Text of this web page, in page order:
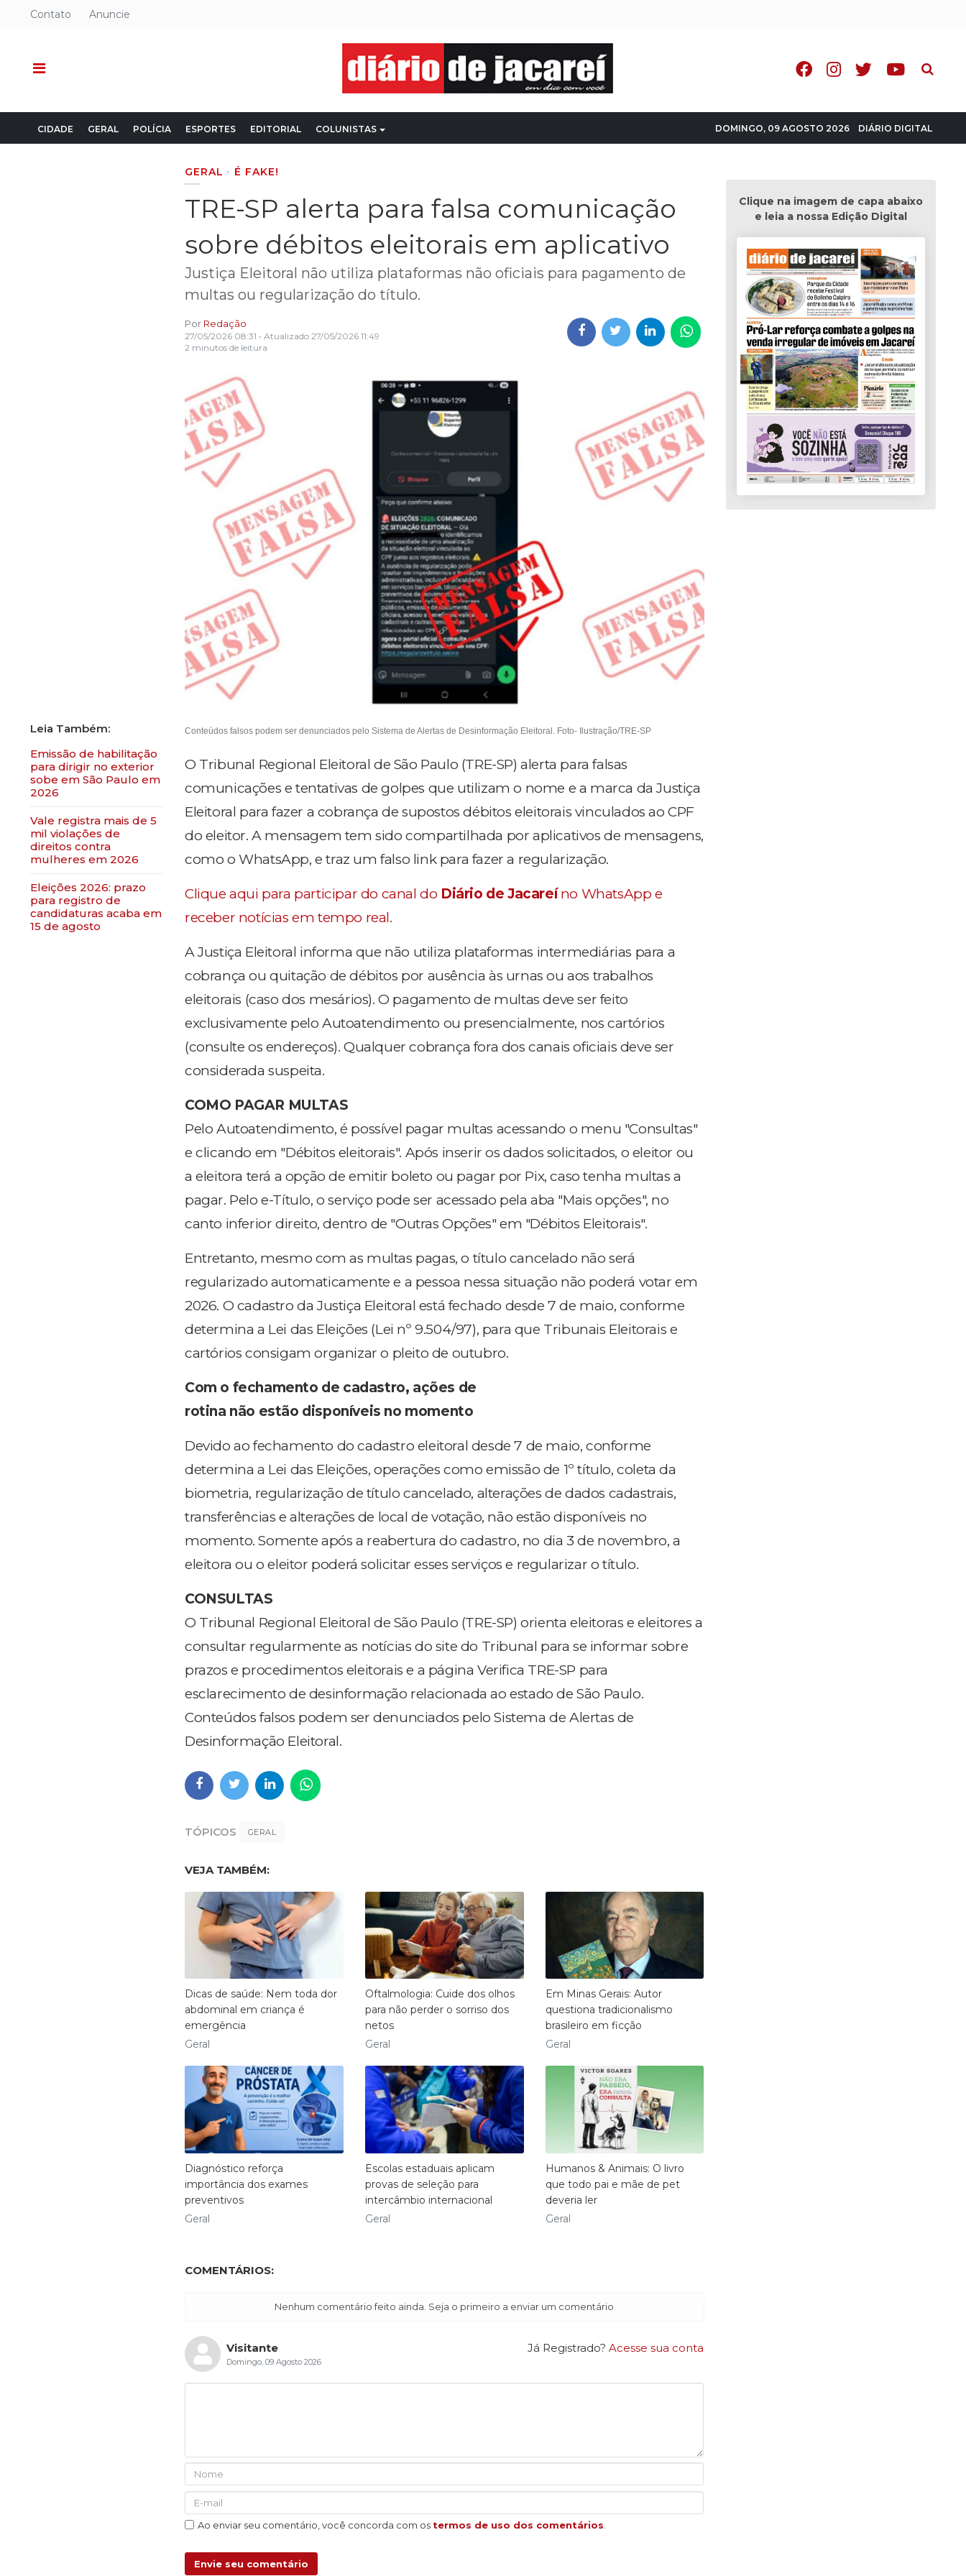
Contato Anuncie
Pesquisa
CIDADE GERAL POLÍCIA ESPORTES EDITORIAL COLUNISTAS DOMINGO, 09 AGOSTO 2026 DIÁRIO DIGITAL
Emissão de habilitação
para dirigir no exterior
sobe em São Paulo em
2026
​Vale registra mais de 5
mil violações de
direitos contra
mulheres em 2026
Eleições 2026: prazo
para registro de
candidaturas acaba em
15 de agosto
GERAL É FAKE!
TRE-SP alerta para falsa comunicação
sobre débitos eleitorais em aplicativo
Justiça Eleitoral não utiliza plataformas não oficiais para pagamento de
multas ou regularização do título.
Por Redação
27/05/2026 08:31 • Atualizado 27/05/2026 11:49
2 minutos de leitura
Conteúdos falsos podem ser denunciados pelo Sistema de Alertas de Desinformação Eleitoral. Foto- Ilustração/TRE-SP
O Tribunal Regional Eleitoral de São Paulo (TRE-SP) alerta para falsas
comunicações e tentativas de golpes que utilizam o nome e a marca da Justiça
Eleitoral para fazer a cobrança de supostos débitos eleitorais vinculados ao CPF
do eleitor. A mensagem tem sido compartilhada por aplicativos de mensagens,
como o WhatsApp, e traz um falso link para fazer a regularização.
Clique aqui para participar do canal do Diário de Jacareíno WhatsApp e
receber notícias em tempo real.
A Justiça Eleitoral informa que não utiliza plataformas intermediárias para a
cobrança ou quitação de débitos por ausência às urnas ou aos trabalhos
eleitorais (caso dos mesários). O pagamento de multas deve ser feito
exclusivamente pelo Autoatendimento ou presencialmente, nos cartórios
(consulte os endereços). Qualquer cobrança fora dos canais oficiais deve ser
considerada suspeita.
COMO PAGAR MULTAS
Pelo Autoatendimento, é possível pagar multas acessando o menu "Consultas"
e clicando em "Débitos eleitorais". Após inserir os dados solicitados, o eleitor ou
a eleitora terá a opção de emitir boleto ou pagar por Pix, caso tenha multas a
pagar. Pelo e-Título, o serviço pode ser acessado pela aba "Mais opções", no
canto inferior direito, dentro de "Outras Opções" em "Débitos Eleitorais".
Entretanto, mesmo com as multas pagas, o título cancelado não será
regularizado automaticamente e a pessoa nessa situação não poderá votar em
2026. O cadastro da Justiça Eleitoral está fechado desde 7 de maio, conforme
determina a Lei das Eleições (Lei nº 9.504/97), para que Tribunais Eleitorais e
cartórios consigam organizar o pleito de outubro.
Com o fechamento de cadastro, ações de
rotina não estão disponíveis no momento
Devido ao fechamento do cadastro eleitoral desde 7 de maio, conforme
determina a Lei das Eleições, operações como emissão de 1º título, coleta da
biometria, regularização de título cancelado, alterações de dados cadastrais,
transferências e alterações de local de votação, não estão disponíveis no
momento. Somente após a reabertura do cadastro, no dia 3 de novembro, a
eleitora ou o eleitor poderá solicitar esses serviços e regularizar o título.
CONSULTAS
O Tribunal Regional Eleitoral de São Paulo (TRE-SP) orienta eleitoras e eleitores a
consultar regularmente as notícias do site do Tribunal para se informar sobre
prazos e procedimentos eleitorais e a página Verifica TRE-SP para
esclarecimento de desinformação relacionada ao estado de São Paulo.
Conteúdos falsos podem ser denunciados pelo Sistema de Alertas de
Desinformação Eleitoral.
TÓPICOS GERAL
VEJA TAMBÉM:
Dicas de saúde: Nem toda dor
abdominal em criança é
emergência
Geral
Oftalmologia: Cuide dos olhos
para não perder o sorriso dos
netos
Geral
Em Minas Gerais: Autor
questiona tradicionalismo
brasileiro em ficção
Geral
Diagnóstico reforça
importância dos exames
preventivos
Geral
Escolas estaduais aplicam
provas de seleção para
intercâmbio internacional
Geral
Humanos & Animais: O livro
que todo pai e mãe de pet
deveria ler
Geral
COMENTÁRIOS:
Nenhum comentário feito ainda. Seja o primeiro a enviar um comentário
Já Registrado? Acesse sua conta
Visitante
Domingo, 09 Agosto 2026
Ao enviar seu comentário, você concorda com os termos de uso dos comentários.
Envie seu comentário
Clique na imagem de capa abaixo
e leia a nossa Edição Digital